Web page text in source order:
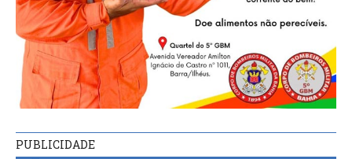
PUBLICIDADE